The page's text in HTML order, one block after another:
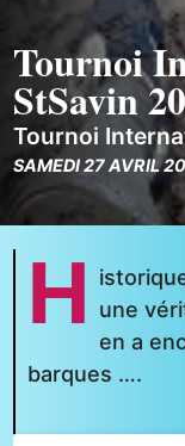
Tournoi
StSavin
Tournoi
SAMEDI 27 AVRIL
H
une
en a
barques ….